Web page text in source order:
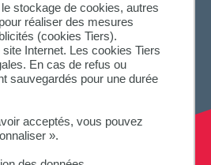
stockage de cookies, autres
réaliser des mesures
(cookies Tiers).
Internet. Les cookies Tiers
En cas de refus ou
sauvegardés pour une durée
acceptés, vous pouvez
».